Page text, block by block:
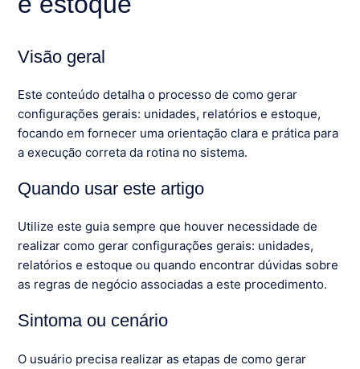
Visão geral
Este conteúdo detalha o processo de como gerar
configurações gerais: unidades, relatórios e estoque,
focando em fornecer uma orientação clara e prática para
a execução correta da rotina no sistema.
Quando usar este artigo
Utilize este guia sempre que houver necessidade de
realizar como gerar configurações gerais: unidades,
relatórios e estoque ou quando encontrar dúvidas sobre
as regras de negócio associadas a este procedimento.
Sintoma ou cenário
O usuário precisa realizar as etapas de como gerar